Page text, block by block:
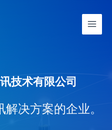
技术有限公司
决方案的企业。